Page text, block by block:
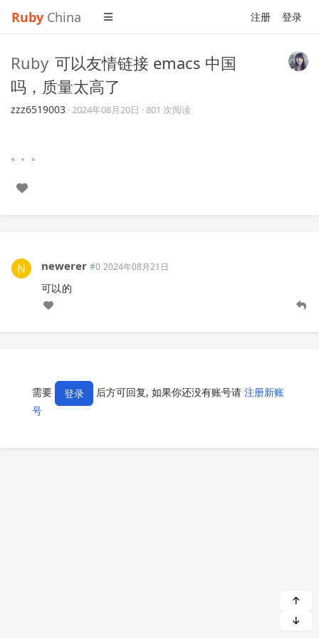
Ruby China 注册 登录
Ruby 可以友情链接 emacs 中国
吗，质量太高了
zzz6519003 ·2024年08月20日 · 801 次阅读
。。。
newerer #0 2024年08月21日
可以的
需要 登录 后方可回复, 如果你还没有账号请 注册新账
号